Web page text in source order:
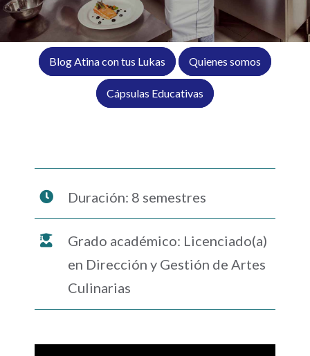
Blog Atina con tus Lukas Quienes somos
Cápsulas Educativas
Duración: 8 semestres
Grado académico: Licenciado(a)
en Dirección y Gestión de Artes
Culinarias